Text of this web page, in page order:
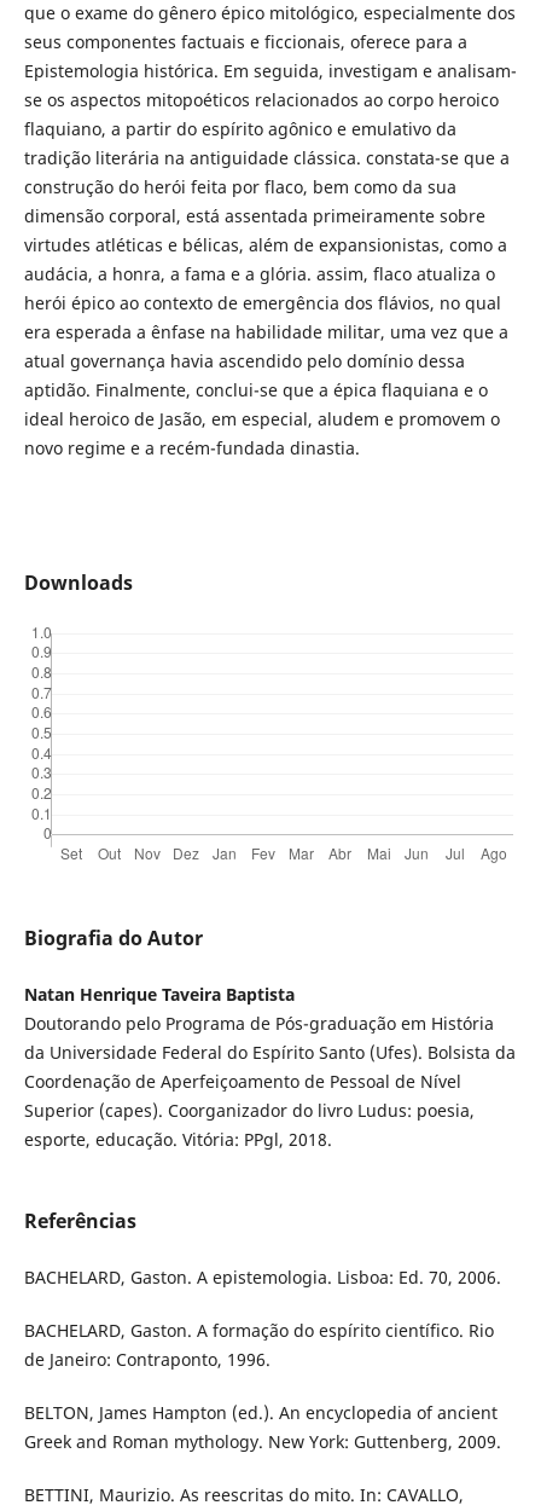
que o exame do gênero épico mitológico, especialmente dos
seus componentes factuais e ficcionais, oferece para a
Epistemologia histórica. Em seguida, investigam e analisam-
se os aspectos mitopoéticos relacionados ao corpo heroico
flaquiano, a partir do espírito agônico e emulativo da
tradição literária na antiguidade clássica. constata-se que a
construção do herói feita por flaco, bem como da sua
dimensão corporal, está assentada primeiramente sobre
virtudes atléticas e bélicas, além de expansionistas, como a
audácia, a honra, a fama e a glória. assim, flaco atualiza o
herói épico ao contexto de emergência dos flávios, no qual
era esperada a ênfase na habilidade militar, uma vez que a
atual governança havia ascendido pelo domínio dessa
aptidão. Finalmente, conclui-se que a épica flaquiana e o
ideal heroico de Jasão, em especial, aludem e promovem o
novo regime e a recém-fundada dinastia.
Downloads
Biografia do Autor
Natan Henrique Taveira Baptista
Doutorando pelo Programa de Pós-graduação em História
da Universidade Federal do Espírito Santo (Ufes). Bolsista da
Coordenação de Aperfeiçoamento de Pessoal de Nível
Superior (capes). Coorganizador do livro Ludus: poesia,
esporte, educação. Vitória: PPgl, 2018.
Referências
BACHELARD, Gaston. A epistemologia. Lisboa: Ed. 70, 2006.
BACHELARD, Gaston. A formação do espírito científico. Rio
de Janeiro: Contraponto, 1996.
BELTON, James Hampton (ed.). An encyclopedia of ancient
Greek and Roman mythology. New York: Guttenberg, 2009.
BETTINI, Maurizio. As reescritas do mito. In: CAVALLO,